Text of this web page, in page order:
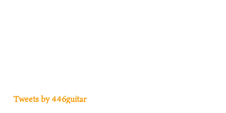
Tweets by 446guitar